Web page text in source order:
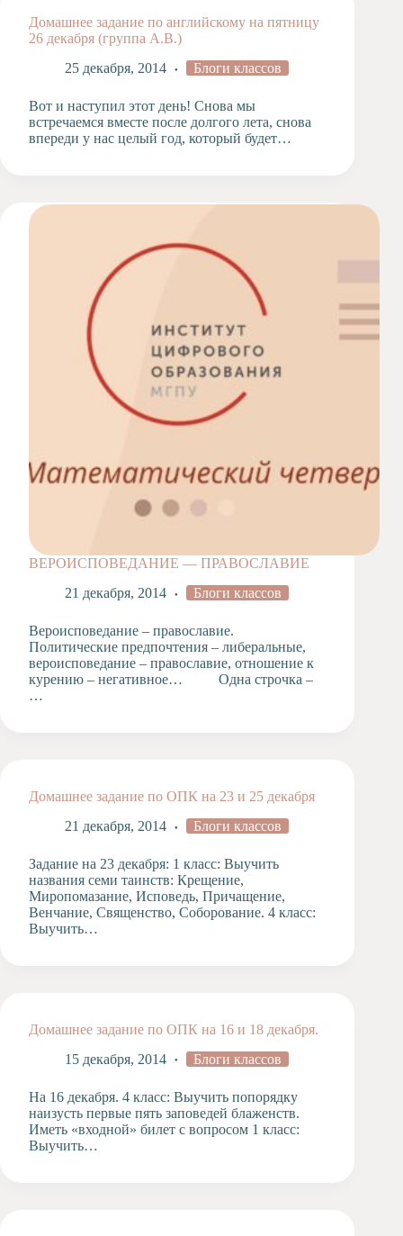
Домашнее задание по английскому на пятницу
26 декабря (группа А.В.)
25 декабря, 2014
Блоги классов
Вот и наступил этот день! Снова мы
встречаемся вместе после долгого лета, снова
впереди у нас целый год, который будет…
ВЕРОИСПОВЕДАНИЕ — ПРАВОСЛАВИЕ
21 декабря, 2014
Блоги классов
Вероисповедание – православие.
Политические предпочтения – либеральные,
вероисповедание – православие, отношение к
курению – негативное… Одна строчка –
…
Домашнее задание по ОПК на 23 и 25 декабря
21 декабря, 2014
Блоги классов
Задание на 23 декабря: 1 класс: Выучить
названия семи таинств: Крещение,
Миропомазание, Исповедь, Причащение,
Венчание, Священство, Соборование. 4 класс:
Выучить…
Домашнее задание по ОПК на 16 и 18 декабря.
15 декабря, 2014
Блоги классов
На 16 декабря. 4 класс: Выучить попорядку
наизусть первые пять заповедей блаженств.
Иметь «входной» билет с вопросом 1 класс:
Выучить…